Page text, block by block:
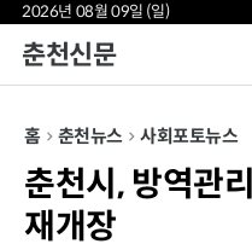
2026년 08월 09일 (일)
춘천신문
홈 춘천뉴스 사회포토뉴스
춘천시, 방역관
재개장